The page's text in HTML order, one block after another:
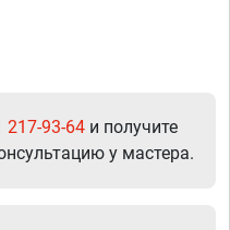
217-93-64 и получите
у мастера.